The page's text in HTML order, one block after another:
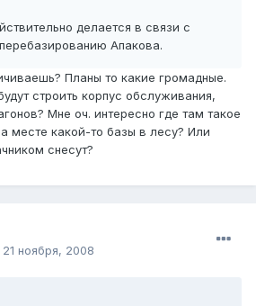
делается в связи с
Апакова.
Планы то какие громадные.
строить корпус обслуживания,
Мне оч. интересно где там такое
месте какой-то базы в лесу? Или
снесут?
21 ноября, 2008